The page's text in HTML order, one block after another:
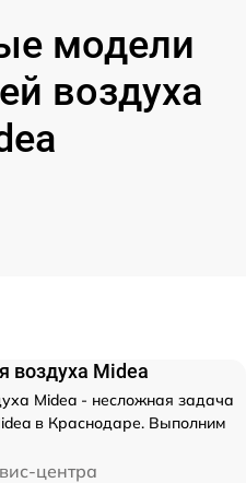
модели
воздуха
воздуха Midea
Midea - несложная задача
в Краснодаре. Выполним
центра